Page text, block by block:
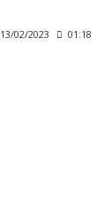
13/02/2023 01:18